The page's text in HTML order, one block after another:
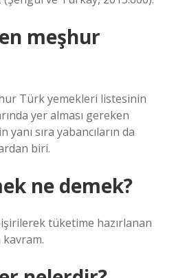
meşhur
Türk yemekleri listesinin
yer alması gereken
sıra yabancıların da
biri.
ne demek?
tüketime hazırlanan
kavram.